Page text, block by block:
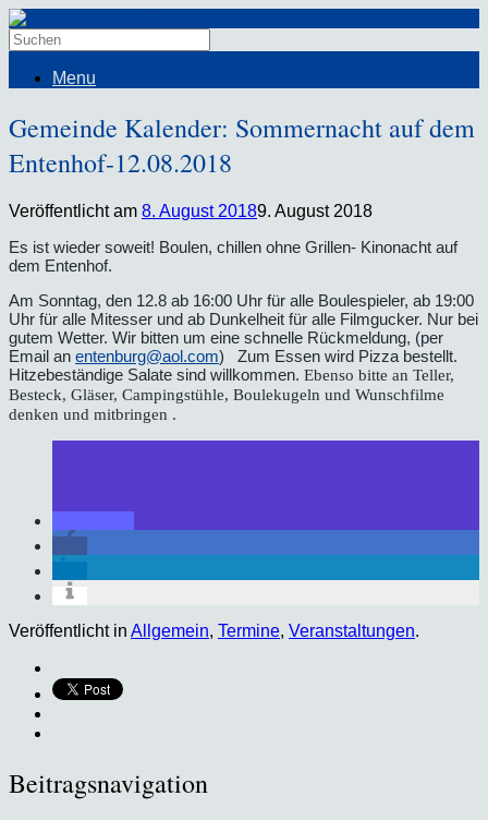
Menu
Gemeinde Kalender: Sommernacht auf dem
Entenhof-12.08.2018
Veröffentlicht am 8. August 20189. August 2018
Es ist wieder soweit! Boulen, chillen ohne Grillen- Kinonacht auf
dem Entenhof.
Am Sonntag, den 12.8 ab 16:00 Uhr für alle Boulespieler, ab 19:00
Uhr für alle Mitesser und ab Dunkelheit für alle Filmgucker. Nur bei
gutem Wetter. Wir bitten um eine schnelle Rückmeldung, (per
Email an entenburg@aol.com) Zum Essen wird Pizza bestellt.
Hitzebeständige Salate sind willkommen. Ebenso bitte an Teller,
Besteck, Gläser, Campingstühle, Boulekugeln und Wunschfilme
denken und mitbringen .
Veröffentlicht in Allgemein, Termine, Veranstaltungen.
Beitragsnavigation